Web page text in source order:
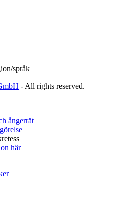
språk
- All rights reserved.
ångerrät
här